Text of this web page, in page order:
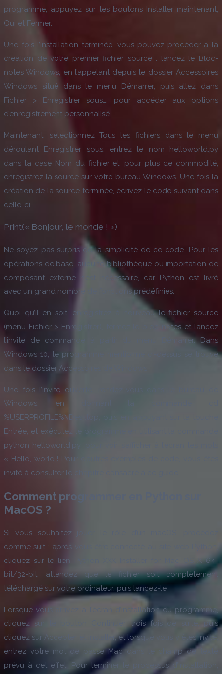
programme, appuyez sur les boutons Installer maintenant,
Oui et Fermer.
Une fois l’installation terminée, vous pouvez procéder à la
création de votre premier fichier source : lancez le Bloc-
notes Windows, en l’appelant depuis le dossier Accessoires
Windows situé dans le menu Démarrer, puis allez dans
Fichier > Enregistrer sous…, pour accéder aux options
d’enregistrement personnalisé.
Maintenant, sélectionnez Tous les fichiers dans le menu
déroulant Enregistrer sous, entrez le nom helloworld.py
dans la case Nom du fichier et, pour plus de commodité,
enregistrez la source sur votre bureau Windows. Une fois la
création de la source terminée, écrivez le code suivant dans
celle-ci.
Print(« Bonjour, le monde ! »)
Ne soyez pas surpris de la simplicité de ce code. Pour les
opérations de base, aucune bibliothèque ou importation de
composant externe n’est nécessaire, car Python est livré
avec un grand nombre de fonctions prédéfinies.
Quoi qu’il en soit, enregistrez à nouveau le fichier source
(menu Fichier > Enregistrer), fermez le bloc-notes et lancez
l’invite de commande à partir du menu Démarrer. Dans
Windows 10, le programme mentionné ci-dessus se trouve
dans le dossier Accessoires de Windows.
Une fois l’invite ouverte, rendez-vous dans le bureau de
Windows, en donnant la commande cd
%USERPROFILE%\Desktop, puis en appuyant sur la touche
Entrée, et exécutez le programme en utilisant la commande
python helloworld.py, pour voir s’afficher à l’écran les mots
« Hello, world ! Pour d’autres exemples de code, vous êtes
invité à consulter le chapitre consacré à ce guide.
Comment programmer en Python sur
MacOS ?
Si vous souhaitez jouer le rôle d’un macOS, procédez
comme suit : après vous être connecté au site web Python,
cliquez sur le lien Python XXX Installer for Mac OS X 64-
bit/32-bit, attendez que le fichier soit complètement
téléchargé sur votre ordinateur, puis lancez-le.
Lorsque vous arrivez à l’écran d’installation du programme,
cliquez sur le bouton Continuer trois fois de suite, puis
cliquez sur Accepter et installer, et lorsque vous y êtes invité,
entrez votre mot de passe Mac dans le champ de texte
prévu à cet effet. Pour terminer le processus d’installation,